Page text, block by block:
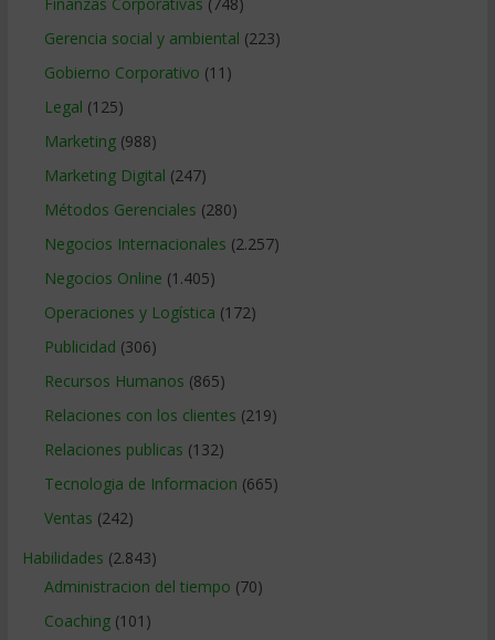
Gerencia social y ambiental (223)
Gobierno Corporativo (11)
Legal (125)
Marketing(988)
Marketing Digital (247)
Métodos Gerenciales (280)
Negocios Internacionales (2.257)
Negocios Online (1.405)
Operaciones y Logística (172)
Publicidad (306)
Recursos Humanos (865)
Relaciones con los clientes (219)
Relaciones publicas (132)
Tecnologia de Informacion (665)
Ventas (242)
Habilidades (2.843)
Administracion del tiempo (70)
Coaching(101)